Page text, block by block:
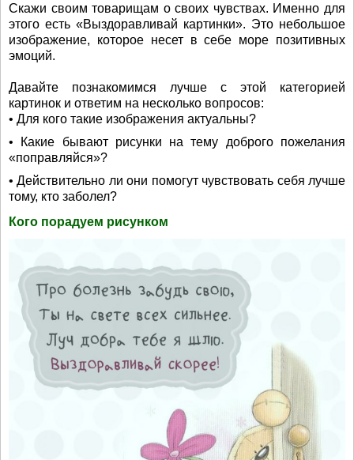
Скажи своим товарищам о своих чувствах. Именно для
этого есть «Выздоравливай картинки». Это небольшое
изображение, которое несет в себе море позитивных
эмоций.
Давайте познакомимся лучше с этой категорией
картинок и ответим на несколько вопросов:
• Для кого такие изображения актуальны?
• Какие бывают рисунки на тему доброго пожелания
«поправляйся»?
• Действительно ли они помогут чувствовать себя лучше
тому, кто заболел?
Кого порадуем рисунком